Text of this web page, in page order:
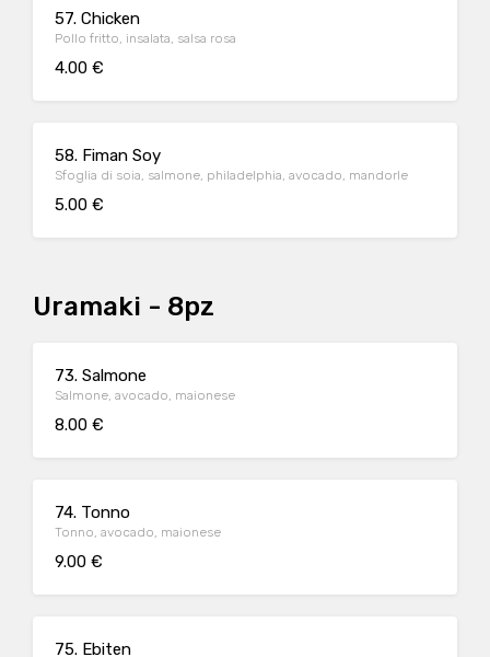
57. Chicken
Pollo fritto, insalata, salsa rosa
4.00 €
58. Fiman Soy
Sfoglia di soia, salmone, philadelphia, avocado, mandorle
5.00 €
Uramaki - 8pz
73. Salmone
Salmone, avocado, maionese
8.00 €
74. Tonno
Tonno, avocado, maionese
9.00 €
75. Ebiten